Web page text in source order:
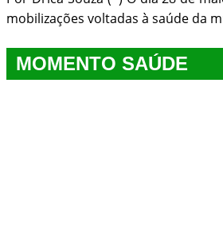
mobilizações voltadas à saúde da
MOMENTO SAÚDE